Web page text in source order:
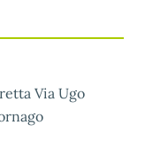
Via Ugo